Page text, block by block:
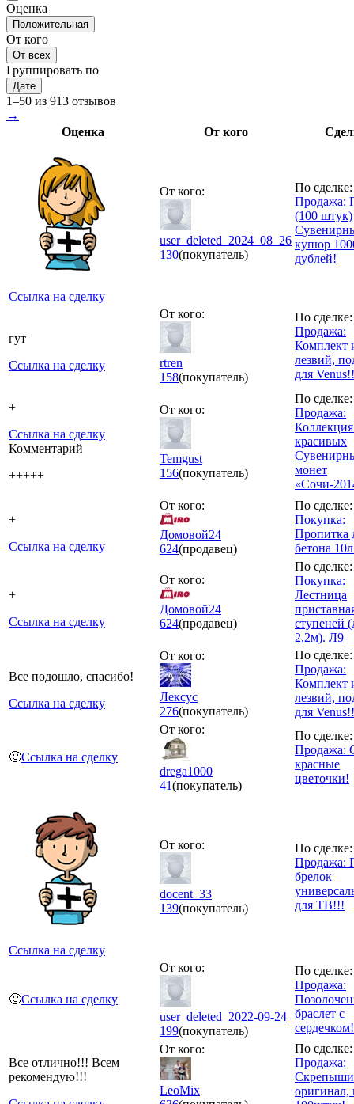
Оценка
Положительная
От кого
От всех
Группировать по
Дате
1–50 из 913 отзывов
→
Оценка
От кого
Ссылка на сделку
От кого:
user_deleted_2024_08_26
130(покупатель)
По сделке:
Продажа:
(100 штук)
купюр
дублей!
гут
Ссылка на сделку
От кого:
rtren
158(покупатель)
По сделке:
Продажа:
Комплект
лезвий,
для
+
Ссылка на сделку
Комментарий
+++++
От кого:
Temgust
156(покупатель)
По сделке:
Продажа:
красивых
монет
«Сочи-
+
Ссылка на сделку
От кого:
Домовой24
624(продавец)
По сделке:
Покупка:
Пропитка
бетона
+
Ссылка на сделку
От кого:
Домовой24
624(продавец)
По сделке:
Покупка:
Лестница
ступеней
2,2м). Л9
Все подошло, спасибо!
Ссылка на сделку
От кого:
Лексус
276(покупатель)
По сделке:
Продажа:
Комплект
лезвий,
для
🙂Ссылка на сделку
От кого:
drega1000
41(покупатель)
По сделке:
Продажа:
красные
цветочки!
Ссылка на сделку
От кого:
docent_33
139(покупатель)
По сделке:
Продажа:
брелок
для ТВ!!!
🙂Ссылка на сделку
От кого:
user_deleted_2022-09-24
199(покупатель)
По сделке:
Продажа:
браслет с
Все отлично!!! Всем
рекомендую!!!
От кого:
LeoMix
По сделке:
Продажа:
Скрепыши
оригинал,